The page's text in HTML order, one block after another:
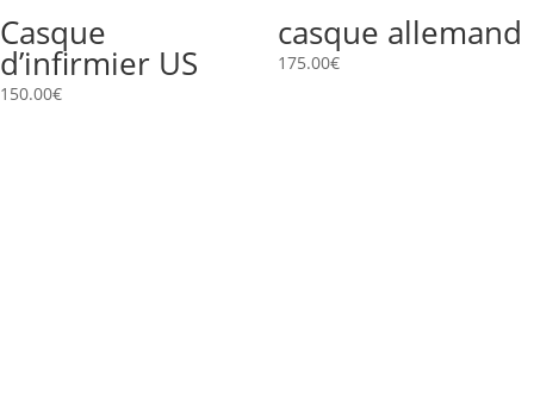
Casque
d’infirmier US
150.00€
casque allemand
175.00€